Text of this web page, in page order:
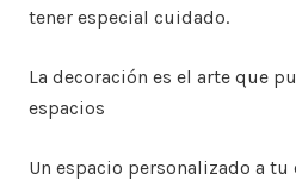
tener especial cuidado.
La decoración es el arte que
espacios
Un espacio personalizado a